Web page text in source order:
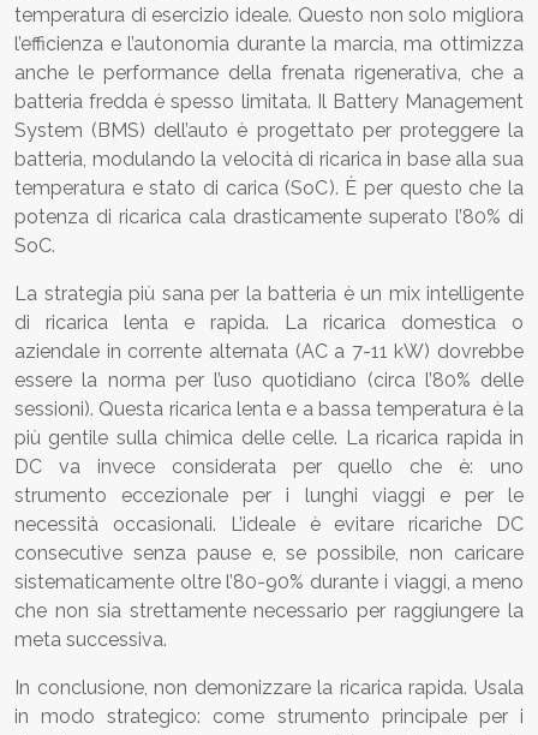
temperatura di esercizio ideale. Questo non solo migliora
l’efficienza e l’autonomia durante la marcia, ma ottimizza
anche le performance della frenata rigenerativa, che a
batteria fredda è spesso limitata. Il Battery Management
System (BMS) dell’auto è progettato per proteggere la
batteria, modulando la velocità di ricarica in base alla sua
temperatura e stato di carica (SoC). È per questo che la
potenza di ricarica cala drasticamente superato l’80% di
SoC.
La strategia più sana per la batteria è un mix intelligente
di ricarica lenta e rapida. La ricarica domestica o
aziendale in corrente alternata (AC a 7-11 kW) dovrebbe
essere la norma per l’uso quotidiano (circa l’80% delle
sessioni). Questa ricarica lenta e a bassa temperatura è la
più gentile sulla chimica delle celle. La ricarica rapida in
DC va invece considerata per quello che è: uno
strumento eccezionale per i lunghi viaggi e per le
necessità occasionali. L’ideale è evitare ricariche DC
consecutive senza pause e, se possibile, non caricare
sistematicamente oltre l’80-90% durante i viaggi, a meno
che non sia strettamente necessario per raggiungere la
meta successiva.
In conclusione, non demonizzare la ricarica rapida. Usala
in modo strategico: come strumento principale per i